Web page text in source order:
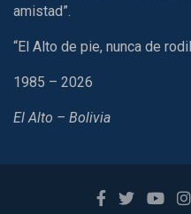
amistad”.
“El Alto de pie, nunca de
1985 – 2026
El Alto – Bolivia